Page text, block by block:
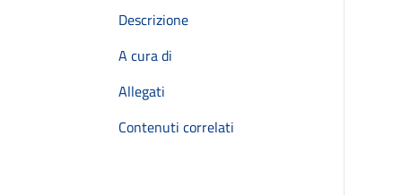
Descrizione
A cura di
Allegati
Contenuti correlati